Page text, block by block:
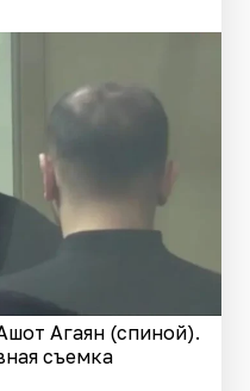
Агаян (спиной).
съемка